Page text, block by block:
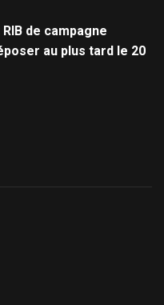
de campagne
au plus tard le 20